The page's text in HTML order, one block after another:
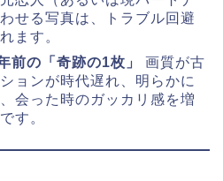
せる写真は、トラブル回避
ます。
前の「奇跡の1枚」
画質が古
ョンが時代遅れ、明らかに
会った時のガッカリ感を増
す。